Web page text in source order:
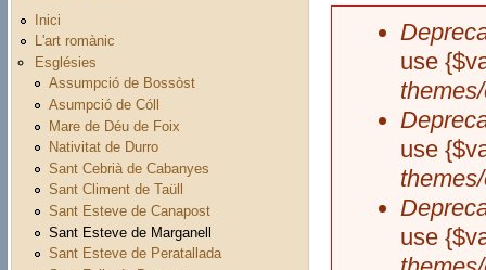
Inici
L'art romànic
Esglésies
Assumpció de Bossòst
Asumpció de Cóll
Mare de Déu de Foix
Nativitat de Durro
Sant Cebrià de Cabanyes
Sant Climent de Taüll
Sant Esteve de Canapost
Sant Esteve de Marganell
Sant Esteve de Peratallada
use
use
use